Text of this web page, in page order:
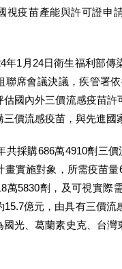
視疫苗產能與許可證申
年1月24日衛生福利部傳
聯席會議決議，疾管署
估國內外三價流感疫苗許
價流感疫苗，與先進國
共採購686萬4910劑三
畫實施對象，所需疫苗量
萬5830劑，及可視實際
15.7億元，由具有三價流
國光、葛蘭素史克、台灣